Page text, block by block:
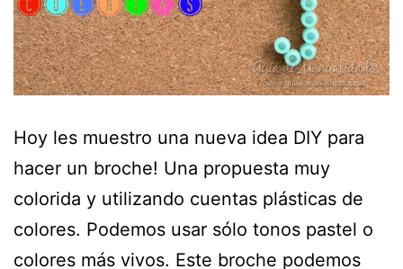
Hoy les muestro una nueva idea DIY para
hacer un broche! Una propuesta muy
colorida y utilizando cuentas plásticas de
colores. Podemos usar sólo tonos pastel o
colores más vivos. Este broche podemos